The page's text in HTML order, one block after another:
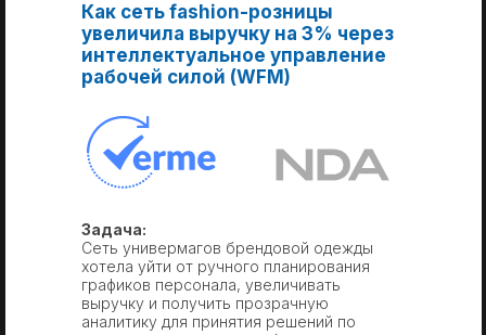
Как сеть fashion-розницы
увеличила выручку на 3% через
интеллектуальное управление
рабочей силой (WFM)
Задача:
Сеть универмагов брендовой одежды
хотела уйти от ручного планирования
графиков персонала, увеличивать
выручку и получить прозрачную
аналитику для принятия решений по